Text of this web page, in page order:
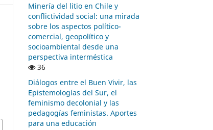
Minería del litio en Chile y
conflictividad social: una mirada
sobre los aspectos político-
comercial, geopolítico y
socioambiental desde una
perspectiva interméstica
36
Diálogos entre el Buen Vivir, las
Epistemologías del Sur, el
feminismo decolonial y las
pedagogías feministas. Aportes
para una educación